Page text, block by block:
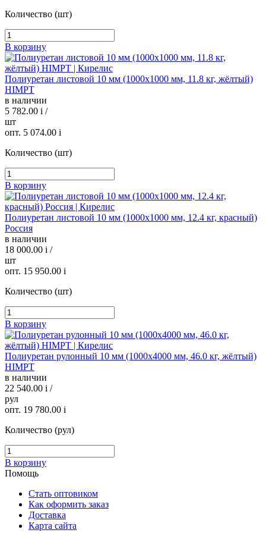
Количество (шт)
В корзину
Полиуретан листовой 10 мм (1000х1000 мм, 11.8 кг, жёлтый)
HIMPT
в наличии
5 782.00 i /
шт
опт. 5 074.00 i
Количество (шт)
В корзину
Полиуретан листовой 10 мм (1000х1000 мм, 12.4 кг, красный)
Россия
в наличии
18 000.00 i /
шт
опт. 15 950.00 i
Количество (шт)
В корзину
Полиуретан рулонный 10 мм (1000х4000 мм, 46.0 кг, жёлтый)
HIMPT
в наличии
22 540.00 i /
рул
опт. 19 780.00 i
Количество (рул)
В корзину
Помощь
Стать оптовиком
Как оформить заказ
Доставка
Карта сайта